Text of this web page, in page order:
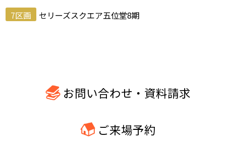
7区画 セリーズスクエア五位堂8期
お問い合わせ・資料請求
ご来場予約